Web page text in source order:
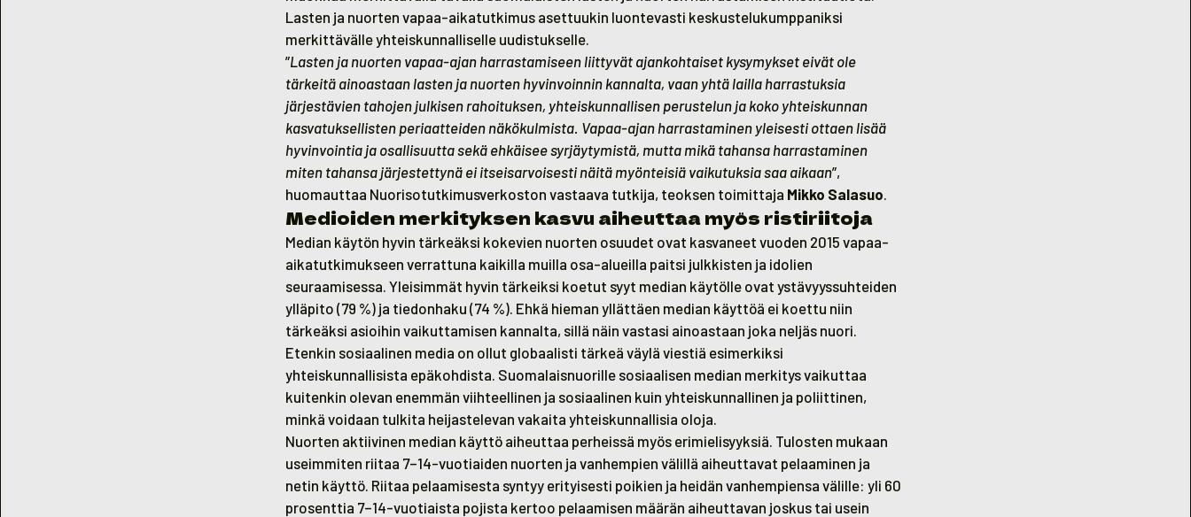
Lasten ja nuorten vapaa-aikatutkimus asettuukin luontevasti keskustelukumppaniksi
merkittävälle yhteiskunnalliselle uudistukselle.
”Lasten ja nuorten vapaa-ajan harrastamiseen liittyvät ajankohtaiset kysymykset eivät ole
tärkeitä ainoastaan lasten ja nuorten hyvinvoinnin kannalta, vaan yhtä lailla harrastuksia
järjestävien tahojen julkisen rahoituksen, yhteiskunnallisen perustelun ja koko yhteiskunnan
kasvatuksellisten periaatteiden näkökulmista. Vapaa-ajan harrastaminen yleisesti ottaen lisää
hyvinvointia ja osallisuutta sekä ehkäisee syrjäytymistä, mutta mikä tahansa harrastaminen
miten tahansa järjestettynä ei itseisarvoisesti näitä myönteisiä vaikutuksia saa aikaan”,
huomauttaa Nuorisotutkimusverkoston vastaava tutkija, teoksen toimittaja Mikko Salasuo.
Medioiden merkityksen kasvu aiheuttaa myös ristiriitoja
Median käytön hyvin tärkeäksi kokevien nuorten osuudet ovat kasvaneet vuoden 2015 vapaa-
aikatutkimukseen verrattuna kaikilla muilla osa-alueilla paitsi julkkisten ja idolien
seuraamisessa. Yleisimmät hyvin tärkeiksi koetut syyt median käytölle ovat ystävyyssuhteiden
ylläpito (79 %) ja tiedonhaku (74 %). Ehkä hieman yllättäen median käyttöä ei koettu niin
tärkeäksi asioihin vaikuttamisen kannalta, sillä näin vastasi ainoastaan joka neljäs nuori.
Etenkin sosiaalinen media on ollut globaalisti tärkeä väylä viestiä esimerkiksi
yhteiskunnallisista epäkohdista. Suomalaisnuorille sosiaalisen median merkitys vaikuttaa
kuitenkin olevan enemmän viihteellinen ja sosiaalinen kuin yhteiskunnallinen ja poliittinen,
minkä voidaan tulkita heijastelevan vakaita yhteiskunnallisia oloja.
Nuorten aktiivinen median käyttö aiheuttaa perheissä myös erimielisyyksiä. Tulosten mukaan
useimmiten riitaa 7–14-vuotiaiden nuorten ja vanhempien välillä aiheuttavat pelaaminen ja
netin käyttö. Riitaa pelaamisesta syntyy erityisesti poikien ja heidän vanhempiensa välille: yli 60
prosenttia 7–14-vuotiaista pojista kertoo pelaamisen määrän aiheuttavan joskus tai usein